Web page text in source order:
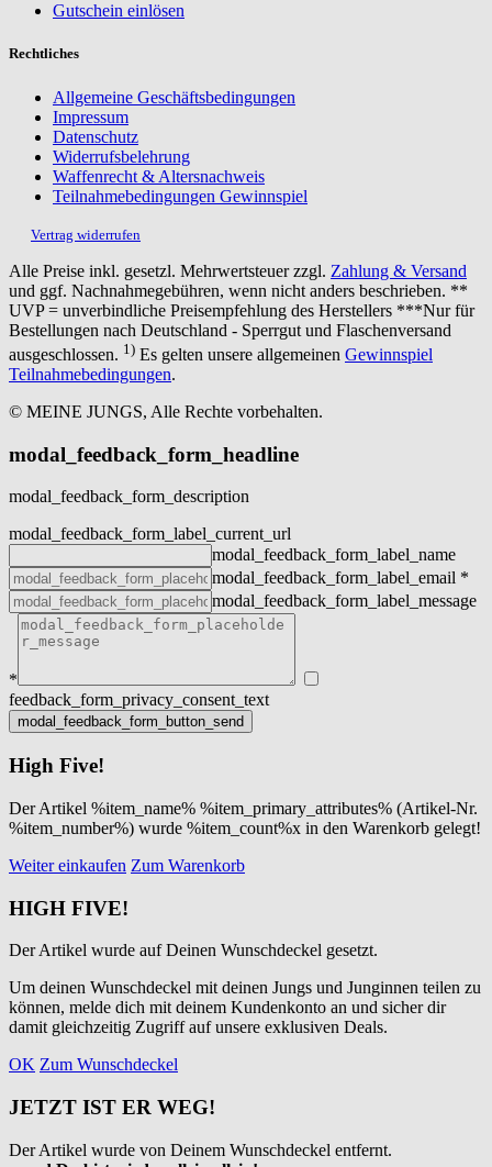
Gutschein einlösen
Rechtliches
Allgemeine Geschäftsbedingungen
Impressum
Datenschutz
Widerrufsbelehrung
Waffenrecht & Altersnachweis
Teilnahmebedingungen Gewinnspiel
Vertrag widerrufen
Alle Preise inkl. gesetzl. Mehrwertsteuer zzgl. Zahlung & Versand
und ggf. Nachnahmegebühren, wenn nicht anders beschrieben. **
UVP = unverbindliche Preisempfehlung des Herstellers ***Nur für
Bestellungen nach Deutschland - Sperrgut und Flaschenversand
ausgeschlossen. 1) Es gelten unsere allgemeinen Gewinnspiel
Teilnahmebedingungen.
© MEINE JUNGS, Alle Rechte vorbehalten.
modal_feedback_form_headline
modal_feedback_form_description
modal_feedback_form_label_current_url
modal_feedback_form_label_name
modal_feedback_form_label_email *
modal_feedback_form_label_message
*
feedback_form_privacy_consent_text
High Five!
Der Artikel %item_name% %item_primary_attributes% (Artikel-Nr.
%item_number%) wurde %item_count%x in den Warenkorb gelegt!
Weiter einkaufen Zum Warenkorb
HIGH FIVE!
Der Artikel wurde auf Deinen Wunschdeckel gesetzt.
Um deinen Wunschdeckel mit deinen Jungs und Junginnen teilen zu
können, melde dich mit deinem Kundenkonto an und sicher dir
damit gleichzeitig Zugriff auf unsere exklusiven Deals.
OK Zum Wunschdeckel
JETZT IST ER WEG!
Der Artikel wurde von Deinem Wunschdeckel entfernt.